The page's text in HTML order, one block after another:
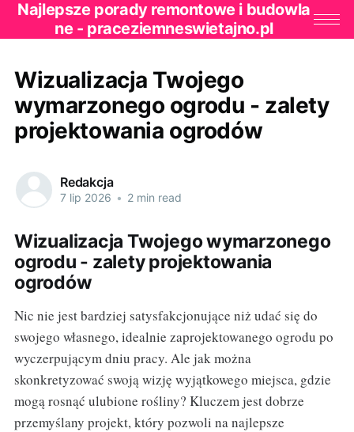
Najlepsze porady remontowe i budowla
ne - praceziemneswietajno.pl
Wizualizacja Twojego
wymarzonego ogrodu - zalety
projektowania ogrodów
Redakcja
7 lip 2026 • 2 min read
Wizualizacja Twojego wymarzonego
ogrodu - zalety projektowania
ogrodów
Nic nie jest bardziej satysfakcjonujące niż udać się do
swojego własnego, idealnie zaprojektowanego ogrodu po
wyczerpującym dniu pracy. Ale jak można
skonkretyzować swoją wizję wyjątkowego miejsca, gdzie
mogą rosnąć ulubione rośliny? Kluczem jest dobrze
przemyślany projekt, który pozwoli na najlepsze